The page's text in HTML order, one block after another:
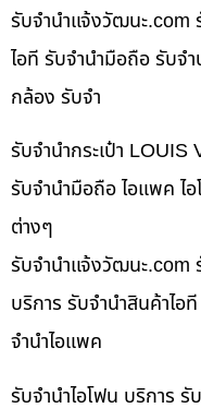
รับจํานําแจ้งวัฒนะ.com
ไอที รับจำนำมือถือ รับจ
กล้อง รับจำ
รับจำนำกระเป๋า
รับจำนำมือถือ ไอแพค ไ
ต่างๆ
รับจํานําแจ้งวัฒนะ.com
บริการ รับจำนำสินค้าไ
จำนำไอแพค
รับจำนำไอโฟน บริการ